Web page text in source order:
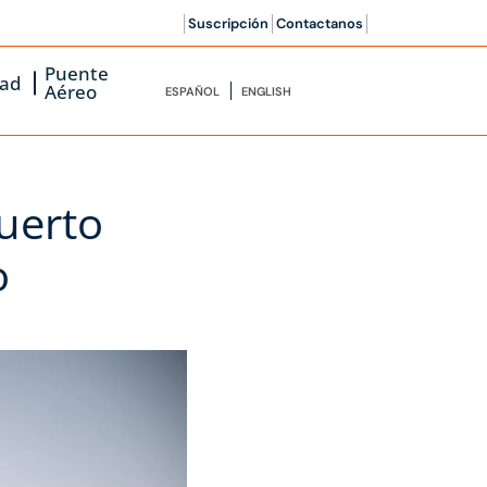
Suscripción Contactanos
Puente
Aéreo ESPAÑOL ENGLISH